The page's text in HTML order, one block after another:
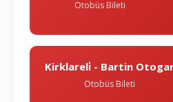
Otobüs Bileti
Kirklareli̇ - Bartin
Otobüs Bileti